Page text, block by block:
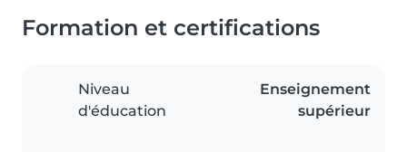
Formation et certifications
Niveau
d'éducation
Enseignement
supérieur